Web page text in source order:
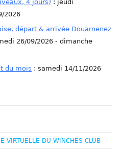
4 jours) : jeudi
2026
départ & arrivée Douarnenez
26/09/2026 - dimanche
du mois : samedi 14/11/2026
VIRTUELLE DU WINCHES CLUB